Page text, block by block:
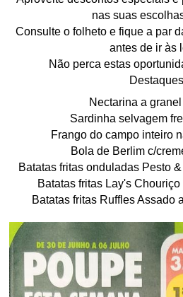
nas suas
Consulte o folheto e fique a par
antes de ir às
Não perca estas
Nectarina a
Sardinha selvagem
Frango do campo inteiro
Bola de Berlim c/
Batatas fritas onduladas Pesto
Batatas fritas Lay's
Batatas fritas Ruffles Assado